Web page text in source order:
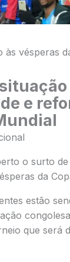
vésperas
e
o surto de
da
estão
que será